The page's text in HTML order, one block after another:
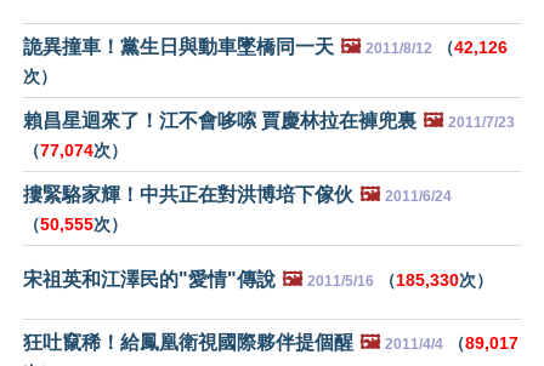
詭異撞車！黨生日與動車墜橋同一天 🖼️ 2011/8/12 （42,126
次）
賴昌星迴來了！江不會哆嗦 賈慶林拉在褲兜裏 🖼️ 2011/7/23
（77,074次）
摟緊駱家輝！中共正在對洪博培下傢伙 🖼️ 2011/6/24
（50,555次）
宋祖英和江澤民的"愛情"傳說 🖼️ 2011/5/16 （185,330次）
狂吐竄稀！給鳳凰衛視國際夥伴提個醒 🖼️ 2011/4/4 （89,017